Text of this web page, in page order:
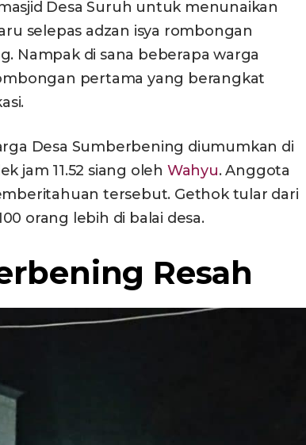
Desa Suruh untuk menunaikan
selepas adzan isya rombongan
Nampak di sana beberapa warga
pertama yang berangkat
Desa Sumberbening diumumkan di
jam 11.52 siang oleh Wahyu. Anggota
tersebut. Gethok tular dari
orang lebih di balai desa.
Resah